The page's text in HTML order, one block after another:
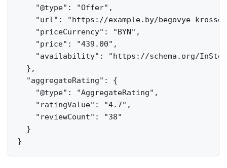
    "@type": "Offer",
"url": "https://example.by/begovye-
    "priceCurrency": "BYN",
    "price": "439.00",
"availability": "https://schema.org/
  },
  "aggregateRating": {
    "@type": "AggregateRating",
    "ratingValue": "4.7",
    "reviewCount": "38"
  }